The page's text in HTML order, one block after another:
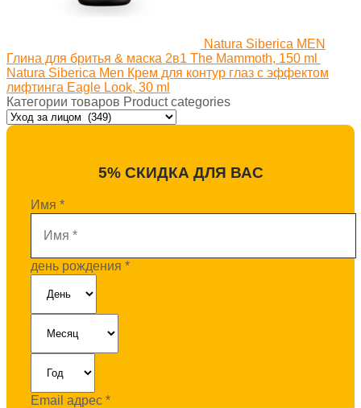
Natura Siberica MEN
Глина для бритья & маска 2в1 The Mammoth, 150 ml
Natura Siberica Men Крем для контур глаз с эффектом
лифтинга Eagle Look, 30 ml
Категории товаров Product categories
5% СКИДКА ДЛЯ ВАС
Имя *
день рождения *
Email адрес *